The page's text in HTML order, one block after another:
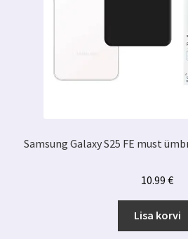
Samsung Galaxy S25 FE must
10.99 €
Lisa korvi